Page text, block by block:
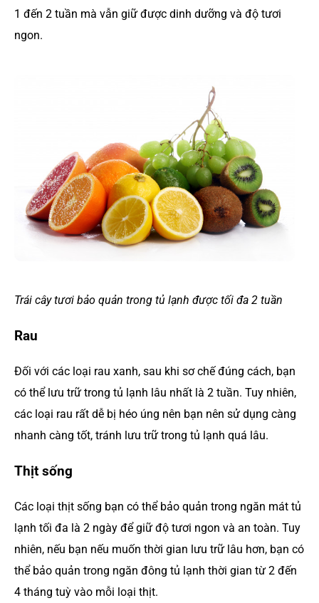
1 đến 2 tuần mà vẫn giữ được dinh dưỡng và độ tươi
ngon.
Trái cây tươi bảo quản trong tủ lạnh được tối đa 2 tuần
Rau
Đối với các loại rau xanh, sau khi sơ chế đúng cách, bạn
có thể lưu trữ trong tủ lạnh lâu nhất là 2 tuần. Tuy nhiên,
các loại rau rất dễ bị héo úng nên bạn nên sử dụng càng
nhanh càng tốt, tránh lưu trữ trong tủ lạnh quá lâu.
Thịt sống
Các loại thịt sống bạn có thể bảo quản trong ngăn mát tủ
lạnh tối đa là 2 ngày để giữ độ tươi ngon và an toàn. Tuy
nhiên, nếu bạn nếu muốn thời gian lưu trữ lâu hơn, bạn có
thể bảo quản trong ngăn đông tủ lạnh thời gian từ 2 đến
4 tháng tuỳ vào mỗi loại thịt.